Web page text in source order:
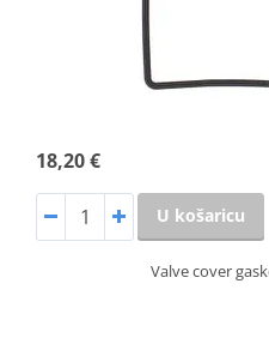
18,20 €
U košaricu
Valve cover